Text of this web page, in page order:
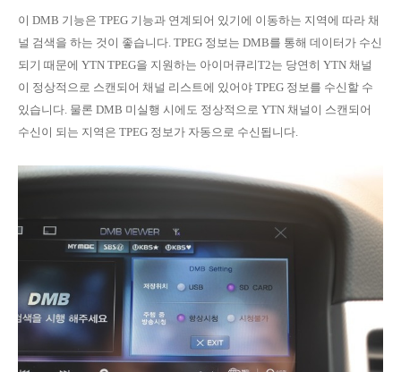
이 DMB 기능은 TPEG 기능과 연계되어 있기에 이동하는 지역에 따라 채
널 검색을 하는 것이 좋습니다. TPEG 정보는 DMB를 통해 데이터가 수신
되기 때문에 YTN TPEG을 지원하는 아이머큐리T2는 당연히 YTN 채널
이 정상적으로 스캔되어 채널 리스트에 있어야 TPEG 정보를 수신할 수
있습니다. 물론 DMB 미실행 시에도 정상적으로 YTN 채널이 스캔되어
수신이 되는 지역은 TPEG 정보가 자동으로 수신됩니다.